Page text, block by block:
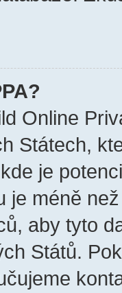
Online
Státech,
je
je méně
aby tyto
Států.